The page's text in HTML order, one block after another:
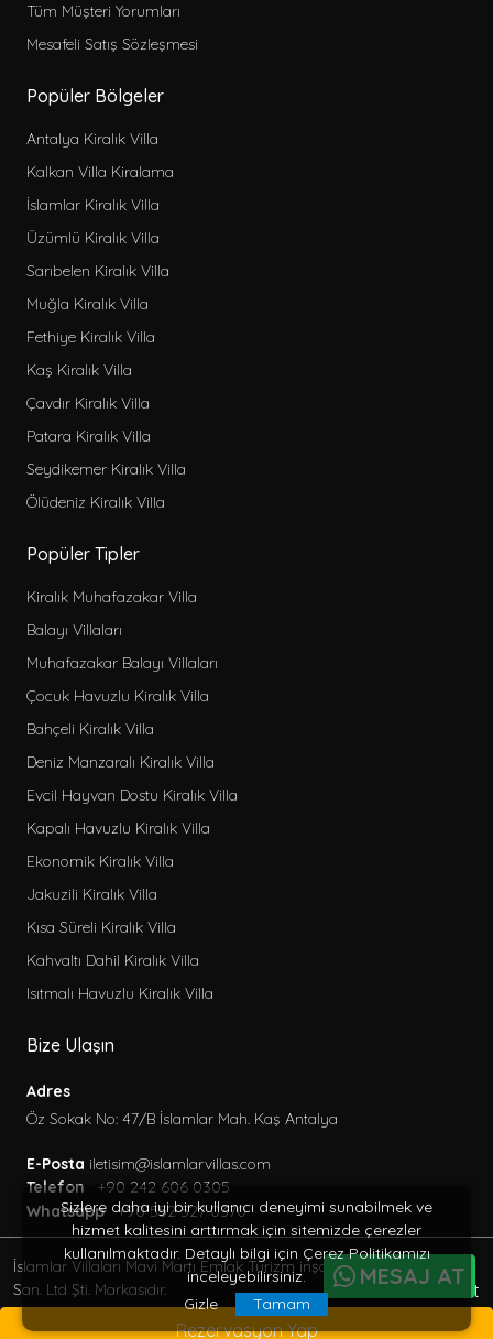
Tüm Müşteri Yorumları
Mesafeli Satış Sözleşmesi
Popüler Bölgeler
Antalya Kiralık Villa
Kalkan Villa Kiralama
İslamlar Kiralık Villa
Üzümlü Kiralık Villa
Sarıbelen Kiralık Villa
Muğla Kiralık Villa
Fethiye Kiralık Villa
Kaş Kiralık Villa
Çavdır Kiralık Villa
Patara Kiralık Villa
Seydikemer Kiralık Villa
Ölüdeniz Kiralık Villa
Popüler Tipler
Kiralık Muhafazakar Villa
Balayı Villaları
Muhafazakar Balayı Villaları
Çocuk Havuzlu Kiralık Villa
Bahçeli Kiralık Villa
Deniz Manzaralı Kiralık Villa
Evcil Hayvan Dostu Kiralık Villa
Kapalı Havuzlu Kiralık Villa
Ekonomik Kiralık Villa
Jakuzili Kiralık Villa
Kısa Süreli Kiralık Villa
Kahvaltı Dahil Kiralık Villa
Isıtmalı Havuzlu Kiralık Villa
Bize Ulaşın
Adres
Öz Sokak No: 47/B İslamlar Mah. Kaş Antalya
E-Posta iletisim@islamlarvillas.com
Telefon
+90 242 606 0305
Whatsapp +90 552 527 0370
İslamlar Villaları Mavi Martı Emlak Turizm inşaat Tic. Ve
San. Ltd Şti. Markasıdır.
© 2013 - 2026 Her Hakkı Saklıdır.
BöcekSoft
MESAJ AT
Rezervasyon Yap
Sizlere daha iyi bir kullanıcı deneyimi sunabilmek ve
hizmet kalitesini arttırmak için sitemizde çerezler
kullanılmaktadır. Detaylı bilgi için Çerez Politikamızı
inceleyebilirsiniz.
Gizle
Tamam